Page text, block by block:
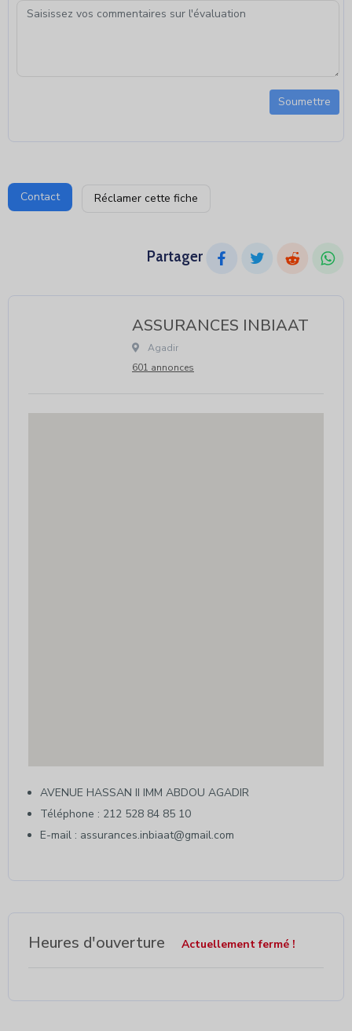
Soumettre
Contact Réclamer cette fiche
Partager
ASSURANCES INBIAAT
601 annonces
AVENUE HASSAN II IMM ABDOU AGADIR
Téléphone : 212 528 84 85 10
E-mail : assurances.inbiaat@gmail.com
Heures d'ouverture Actuellement fermé !